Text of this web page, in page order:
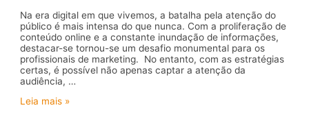
Na era digital em que vivemos, a batalha pela atenção do
público é mais intensa do que nunca. Com a proliferação de
conteúdo online e a constante inundação de informações,
destacar-se tornou-se um desafio monumental para os
profissionais de marketing. No entanto, com as estratégias
certas, é possível não apenas captar a atenção da
audiência, …
Conquiste
Leia mais »